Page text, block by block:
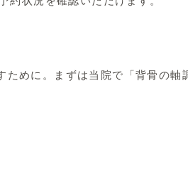
めに。まずは当院で「背骨の軸